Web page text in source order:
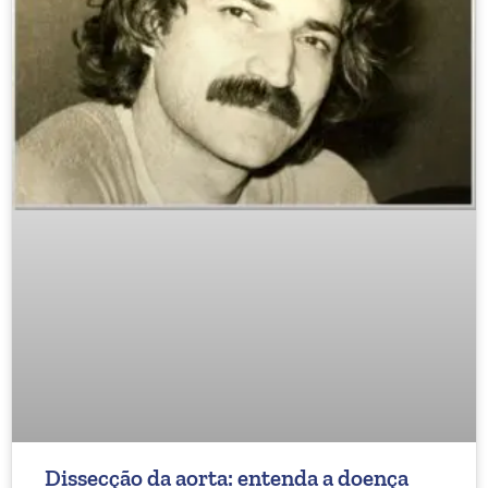
Dissecção da aorta: entenda a doença